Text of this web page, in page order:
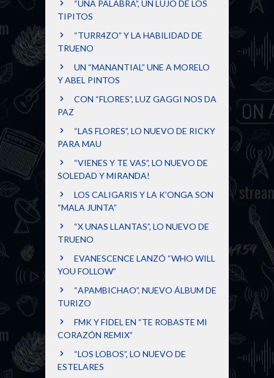
“UNA PALABRA”, UN LUJO DE LOS
TIPITOS
“TURR4ZO” Y LA HABILIDAD DE
TRUENO
UN “MANANTIAL” UNE A MORELO
Y ABEL PINTOS
CON “FLORES”, LUZ GAGGI NOS DA
PAZ
“LAS FLORES”, LO NUEVO DE RICKY
PARA MAU
“VIENES Y TE VAS”, LO NUEVO DE
SOLEDAD Y MIRANDA!
LOS CALIGARIS Y LA K’ONGA SON
“MALA JUNTA”
“X UNAS LLANTAS”, LO NUEVO DE
TRUENO
EVANESCENCE LANZÓ “WHO WILL
YOU FOLLOW”
“APAMBICHAO”, NUEVO ÁLBUM DE
TURIZO
FMK Y FIDEL EN “TE ROBASTE MI
CORAZÓN REMIX”
“LOS LOBOS”, LO NUEVO DE
ESTELARES